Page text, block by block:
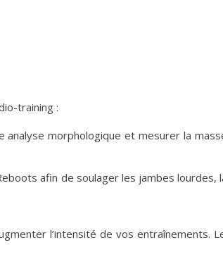
training :
morphologique et mesurer la
afin de soulager les jambes lourdes,
l’intensité de vos entraînements.